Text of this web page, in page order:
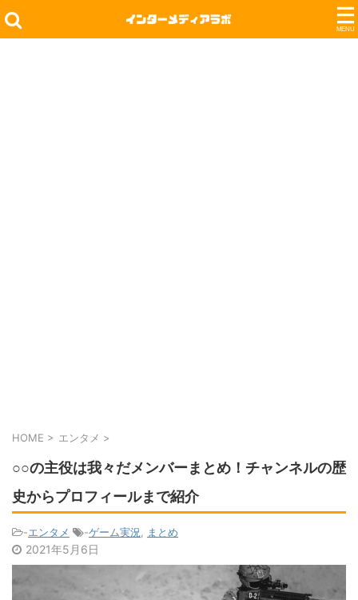
HOME > エンタメ >
○○の主役は我々だメンバーまとめ！チャンネルの歴
史からプロフィールまで紹介
-エンタメ -ゲーム実況 まとめ
2021年5月6日